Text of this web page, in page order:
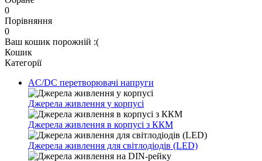
0
Порівняння
0
Ваш кошик порожній :(
Кошик
Категорії
AC/DC перетворювачі напруги
Джерела живлення у корпусі
Джерела живлення в корпусі з ККМ
Джерела живлення для світлодіодів (LED)